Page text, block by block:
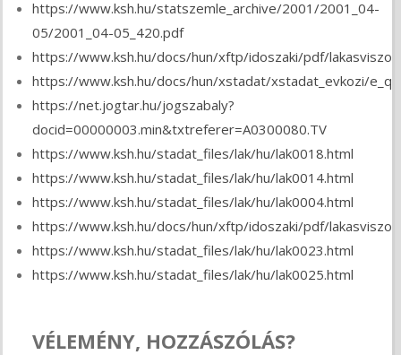
https://www.ksh.hu/statszemle_archive/2001/2001_04-
05/2001_04-05_420.pdf
https://www.ksh.hu/docs/hun/xftp/idoszaki/pdf/
https://www.ksh.hu/docs/hun/xstadat/xstadat_evkozi/
https://net.jogtar.hu/jogszabaly?
docid=00000003.min&txtreferer=A0300080.TV
https://www.ksh.hu/stadat_files/lak/hu/lak0018.html
https://www.ksh.hu/stadat_files/lak/hu/lak0014.html
https://www.ksh.hu/stadat_files/lak/hu/lak0004.html
https://www.ksh.hu/docs/hun/xftp/idoszaki/pdf/
https://www.ksh.hu/stadat_files/lak/hu/lak0023.html
https://www.ksh.hu/stadat_files/lak/hu/lak0025.html
VÉLEMÉNY, HOZZÁSZÓLÁS?